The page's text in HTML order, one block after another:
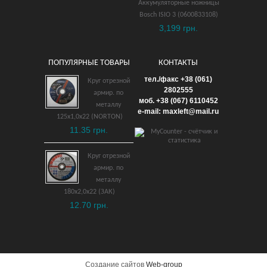
Дисковая пила MAKITA
5705RK
3,099 грн.
ДОБАВИТЬ В КОРЗИНУ
Аккумуляторные ножницы
Bosch ISIO 3 (0600833108)
3,199 грн.
ПОПУЛЯРНЫЕ ТОВАРЫ
Круг отрезной
армир. по
металлу
125х1,0х22 (NORTON)
11.35 грн.
Круг отрезной
армир. по
металлу
180х2,0х22 (ЗАК)
12.70 грн.
КОНТАКТЫ
тел./факс +38 (061)
2802555
моб. +38 (067) 6110452
e-mail: maxleft@mail.ru
Создание сайтов Web-group